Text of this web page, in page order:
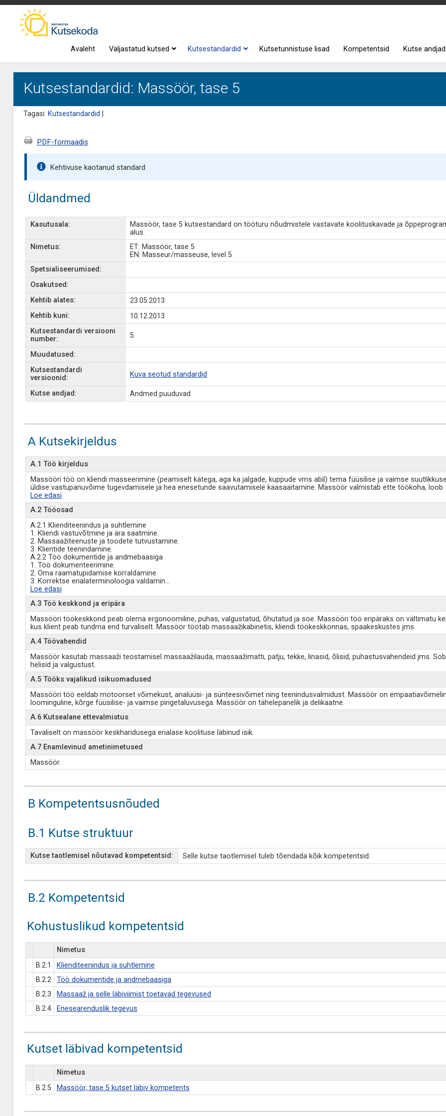
Avaleht Väljastatud kutsed Kutsestandardid Kutsetunnistuse lisad Kompetentsid Kutse andjad
Kutsestandardid: Massöör, tase 5
Tagasi: Kutsestandardid
PDF-formaadis
Kehtivuse kaotanud standard
Üldandmed
Kasutusala:
Massöör, tase 5 kutsestandard on tööturu nõudmistele vastavate koolituskavade ja
alus.
Nimetus:
ET: Massöör, tase 5
EN: Masseur/masseuse, level 5
Spetsialiseerumised:
Osakutsed:
Kehtib alates:
23.05.2013
Kehtib kuni:
10.12.2013
Kutsestandardi versiooni
number:
5
Muudatused:
Kutsestandardi
versioonid:
Kuva seotud standardid
Kutse andjad: Andmed puuduvad
A Kutsekirjeldus
A.1 Töö kirjeldus
Massööri töö on kliendi masseerimine (peamiselt kätega, aga ka jalgade, kuppude vms abil) tema füüsilise ja vaimse
üldise vastupanuvõime tugevdamisele ja hea enesetunde saavutamisele kaasaaitamine. Massöör valmistab ette töökoha, loob
Loe edasi
A.2 Tööosad
A.2.1 Klienditeenindus ja suhtlemine
1. Kliendi vastuvõtmine ja ära saatmine.
2. Massaažiteenuste ja toodete tutvustamine.
3. Klientide teenindamine.
A.2.2 Töö dokumentide ja andmebaasiga
1. Töö dokumenteerimine.
2. Oma raamatupidamise korraldamine.
3. Korrektse erialaterminoloogia valdamin...
Loe edasi
A.3 Töö keskkond ja eripära
Massööri töökeskkond peab olema ergonoomiline, puhas, valgustatud, õhutatud ja soe. Massööri töö eripäraks on vältimatu
kus klient peab tundma end turvaliselt. Massöör töötab massaažikabinetis, kliendi töökeskkonnas, spaakeskustes jms.
A.4 Töövahendid
Massöör kasutab massaaži teostamisel massaažilauda, massaažimatti, patju, tekke, linasid, õlisid, puhastusvahendeid jms.
helisid ja valgustust.
A.5 Tööks vajalikud isikuomadused
Massööri töö eeldab motoorset võimekust, analüüsi- ja sünteesivõimet ning teenindusvalmidust. Massöör on
loominguline, kõrge füüsilise- ja vaimse pingetaluvusega. Massöör on tähelepanelik ja delikaatne.
A.6 Kutsealane ettevalmistus
Tavaliselt on massöör keskharidusega erialase koolituse läbinud isik.
A.7 Enamlevinud ametinimetused
Massöör.
B Kompetentsusnõuded
B.1 Kutse struktuur
Kutse taotlemisel nõutavad kompetentsid: Selle kutse taotlemisel tuleb tõendada kõik kompetentsid.
B.2 Kompetentsid
Kohustuslikud kompetentsid
Nimetus
B.2.1
Klienditeenindus ja suhtlemine
B.2.2
Töö dokumentide ja andmebaasiga
B.2.3
Massaaž ja selle läbiviimist toetavad tegevused
B.2.4
Enesearenduslik tegevus
Kutset läbivad kompetentsid
Nimetus
B.2.5
Massöör, tase 5 kutset läbiv kompetents